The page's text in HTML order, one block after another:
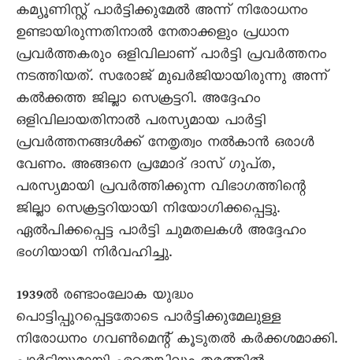
കമ്യൂണിസ്റ്റ്‌ പാർട്ടിക്കുമേൽ അന്ന്‌ നിരോധനം
ഉണ്ടായിരുന്നതിനാൽ നേതാക്കളും പ്രധാന
പ്രവർത്തകരും ഒളിവിലാണ്‌ പാർട്ടി പ്രവർത്തനം
നടത്തിയത്‌. സരോജ്‌ മുഖർജിയായിരുന്നു അന്ന്‌
കൽക്കത്ത ജില്ലാ സെക്രട്ടറി. അദ്ദേഹം
ഒളിവിലായതിനാൽ പരസ്യമായ പാർട്ടി
പ്രവർത്തനങ്ങൾക്ക്‌ നേതൃത്വം നൽകാൻ ഒരാൾ
വേണം. അങ്ങനെ പ്രമോദ്‌ ദാസ്‌ ഗുപ്‌ത,
പരസ്യമായി പ്രവർത്തിക്കുന്ന വിഭാഗത്തിന്റെ
ജില്ലാ സെക്രട്ടറിയായി നിയോഗിക്കപ്പെട്ടു.
ഏൽപിക്കപ്പെട്ട പാർട്ടി ചുമതലകൾ അദ്ദേഹം
ഭംഗിയായി നിർവഹിച്ചു.
1939ൽ രണ്ടാംലോക യുദ്ധം
പൊട്ടിപ്പുറപ്പെട്ടതോടെ പാർട്ടിക്കുമേലുള്ള
നിരോധനം ഗവൺമെന്റ്‌ കൂടുതൽ കർക്കശമാക്കി.